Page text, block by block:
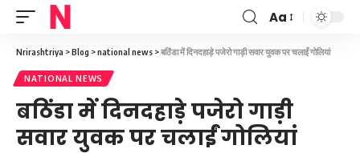
Font
Resizer
Aa
Nrirashtriya >Blog >national news >बठिंडा में दिनदहाड़े पजेरो गाड़ी सवार युवक पर चलाईं गोलियां
NATIONAL NEWS
बठिंडा में दिनदहाड़े पजेरो गाड़ी
सवार युवक पर चलाईं गोलियां